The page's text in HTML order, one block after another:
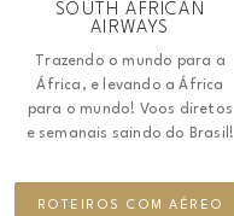
SOUTH AFRICAN
AIRWAYS
Trazendo o mundo para a
África, e levando a África
para o mundo! Voos diretos
e semanais saindo do Brasil!
ROTEIROS COM AÉREO